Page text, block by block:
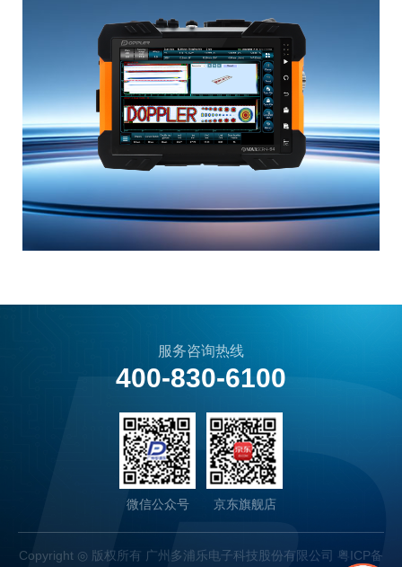
服务咨询热线
400-830-6100
微信公众号 京东旗舰店
Copyright ◎ 版权所有 广州多浦乐电子科技股份有限公司
粤ICP备